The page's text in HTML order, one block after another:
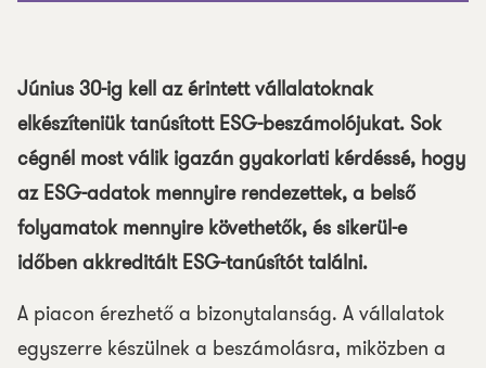
Június 30-ig kell az érintett vállalatoknak
elkészíteniük tanúsított ESG-beszámolójukat. Sok
cégnél most válik igazán gyakorlati kérdéssé, hogy
az ESG-adatok mennyire rendezettek, a belső
folyamatok mennyire követhetők, és sikerül-e
időben akkreditált ESG-tanúsítót találni.
A piacon érezhető a bizonytalanság. A vállalatok
egyszerre készülnek a beszámolásra, miközben a